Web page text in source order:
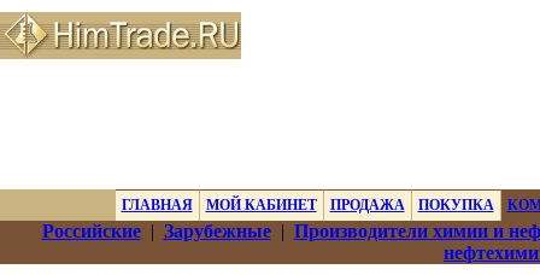
ГЛАВНАЯ МОЙ КАБИНЕТ ПРОДАЖА ПОКУПКА
Российские| Зарубежные| Производители химии и